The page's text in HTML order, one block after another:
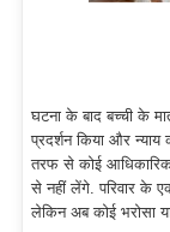
घटना के बाद बच्ची के
प्रदर्शन किया और
तरफ से कोई आधिकारिक
से नहीं लेंगे. परिवार के
लेकिन अब कोई भरोसा